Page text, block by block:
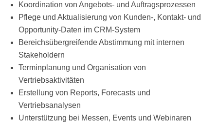
Koordination von Angebots- und Auftragsprozessen
Pflege und Aktualisierung von Kunden-, Kontakt- und
Opportunity-Daten im CRM-System
Bereichsübergreifende Abstimmung mit internen
Stakeholdern
Terminplanung und Organisation von
Vertriebsaktivitäten
Erstellung von Reports, Forecasts und
Vertriebsanalysen
Unterstützung bei Messen, Events und Webinaren